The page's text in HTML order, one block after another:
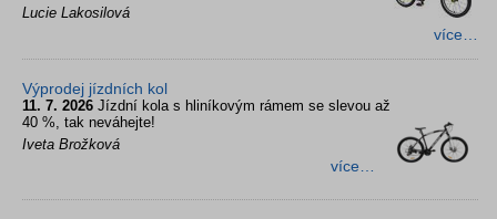
Lucie Lakosilová
více…
Výprodej jízdních kol
11. 7. 2026 Jízdní kola s hliníkovým rámem se slevou až
40 %, tak neváhejte!
Iveta Brožková
více…